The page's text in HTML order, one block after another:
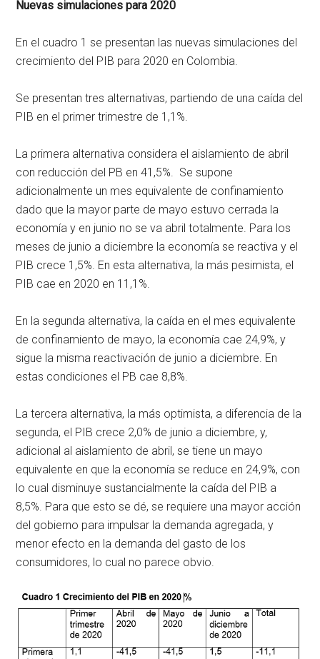
Nuevas simulaciones para 2020
En el cuadro 1 se presentan las nuevas simulaciones del
crecimiento del PIB para 2020 en Colombia.
Se presentan tres alternativas, partiendo de una caída del
PIB en el primer trimestre de 1,1%.
La primera alternativa considera el aislamiento de abril
con reducción del PB en 41,5%. Se supone
adicionalmente un mes equivalente de confinamiento
dado que la mayor parte de mayo estuvo cerrada la
economía y en junio no se va abril totalmente. Para los
meses de junio a diciembre la economía se reactiva y el
PIB crece 1,5%. En esta alternativa, la más pesimista, el
PIB cae en 2020 en 11,1%.
En la segunda alternativa, la caída en el mes equivalente
de confinamiento de mayo, la economía cae 24,9%, y
sigue la misma reactivación de junio a diciembre. En
estas condiciones el PB cae 8,8%.
La tercera alternativa, la más optimista, a diferencia de la
segunda, el PIB crece 2,0% de junio a diciembre, y,
adicional al aislamiento de abril, se tiene un mayo
equivalente en que la economía se reduce en 24,9%, con
lo cual disminuye sustancialmente la caída del PIB a
8,5%. Para que esto se dé, se requiere una mayor acción
del gobierno para impulsar la demanda agregada, y
menor efecto en la demanda del gasto de los
consumidores, lo cual no parece obvio.